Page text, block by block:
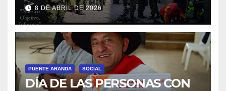
8 DE ABRIL DE 2026
PUENTE ARANDA SOCIAL
DÍA DE LAS PERSONAS CON